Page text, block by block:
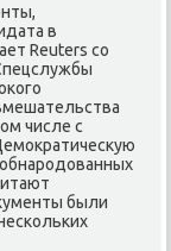
в
Reuters со
числе с
были